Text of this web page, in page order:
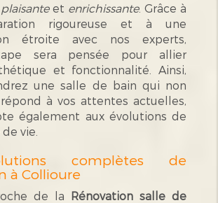
plaisanteet enrichissante. Grâce à
rigoureuse et à une
étroite avec nos experts,
sera pensée pour allier
et fonctionnalité. Ainsi,
une salle de bain qui non
à vos attentes actuelles,
également aux évolutions de
vie.
complètes de
à Collioure
de la Rénovation salle de